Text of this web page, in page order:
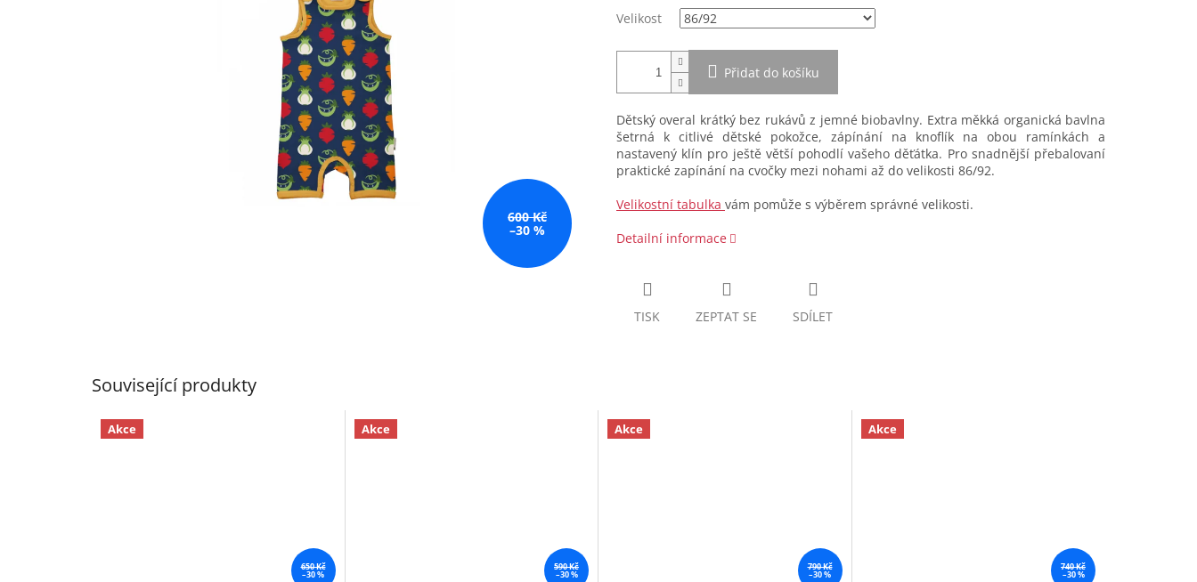
600 Kč
–30 %
Velikost
Přidat do košíku
Dětský overal krátký bez rukávů z jemné biobavlny. Extra měkká organická bavlna
šetrná k citlivé dětské pokožce, zápínání na knoflík na obou ramínkách a
nastavený klín pro ještě větší pohodlí vašeho děťátka. Pro snadnější přebalovaní
praktické zapínání na cvočky mezi nohami až do velikosti 86/92.
Velikostní tabulka vám pomůže s výběrem správné velikosti.
Detailní informace
TISK ZEPTAT SE SDÍLET
Související produkty
Akce
650 Kč
–30 %
Akce
590 Kč
–30 %
Akce
790 Kč
–30 %
Akce
740 Kč
–30 %